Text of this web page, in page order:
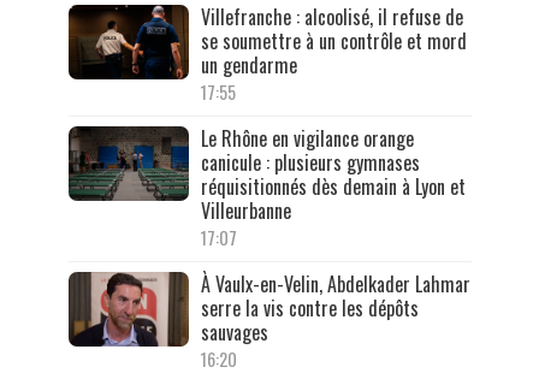
Villefranche : alcoolisé, il refuse de
se soumettre à un contrôle et mord
un gendarme
17:55
Le Rhône en vigilance orange
canicule : plusieurs gymnases
réquisitionnés dès demain à Lyon et
Villeurbanne
17:07
À Vaulx-en-Velin, Abdelkader Lahmar
serre la vis contre les dépôts
sauvages
16:20